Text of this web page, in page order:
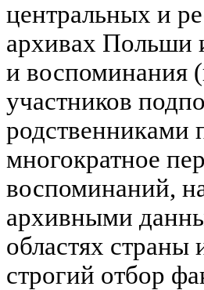
центральных и
архивах Польши
и воспоминания
участников
родственниками
многократное
воспоминаний,
архивными
областях страны
строгий отбор